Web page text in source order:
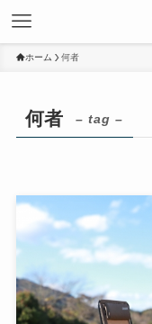
ホーム 何者
何者 – tag –